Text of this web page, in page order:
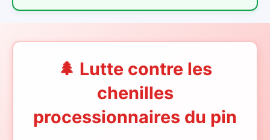
🌲 Lutte contre les
chenilles
processionnaires du pin